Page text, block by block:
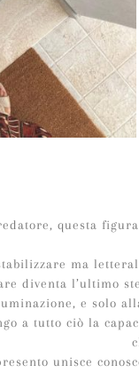
questa
ma
diventa l’ultimo
e solo
a tutto ciò la
unisce